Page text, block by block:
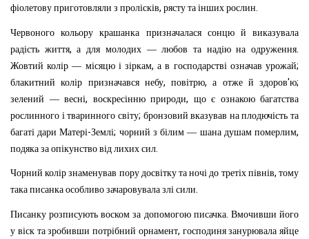
фіолетову приготовляли з пролісків, рясту та інших рослин.
Червоного кольору крашанка призначалася сонцю й
виказувала
радість життя,а для молодих — любов та надію на одруження.
Жовтий колір — місяцю і зіркам,а в господарстві означав урожай;
блакитний колір призначався небу, повітрю,а отже й здоров'ю;
зелений — весні, воскресінню природи, що є ознакою багатства
рослинного і тваринного світу; бронзовий вказував на плодючість та
багаті дари Матері-Землі; чорний з білим — шана душам померлим,
подяка за опікунство від лихих сил.
Чорний колір знаменував пору досвітку та ночі до третіх півнів,тому
така писанка особливо зачаровувала злі сили.
Писанку розписують воском за допомогою писачка. Вмочивши його
у віск та зробивши потрібний орнамент, господиня занурювала яйце